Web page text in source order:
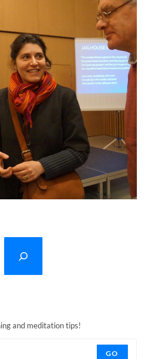
and meditation tips!
GO